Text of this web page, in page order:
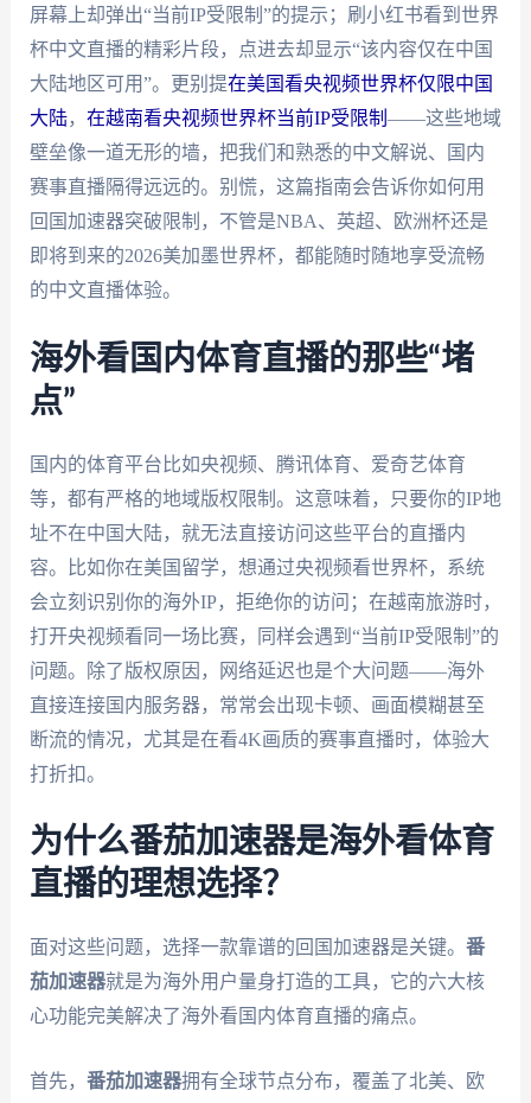
屏幕上却弹出“当前IP受限制”的提示；刷小红书看到世界
杯中文直播的精彩片段，点进去却显示“该内容仅在中国
大陆地区可用”。更别提在美国看央视频世界杯仅限中国
大陆， 在越南看央视频世界杯当前IP受限制 ——这些地域
壁垒像一道无形的墙，把我们和熟悉的中文解说、国内
赛事直播隔得远远的。别慌，这篇指南会告诉你如何用
回国加速器突破限制，不管是NBA、英超、欧洲杯还是
即将到来的2026美加墨世界杯，都能随时随地享受流畅
的中文直播体验。
海外看国内体育直播的那些“堵
点”
国内的体育平台比如央视频、腾讯体育、爱奇艺体育
等，都有严格的地域版权限制。这意味着，只要你的IP地
址不在中国大陆，就无法直接访问这些平台的直播内
容。比如你在美国留学，想通过央视频看世界杯，系统
会立刻识别你的海外IP，拒绝你的访问；在越南旅游时，
打开央视频看同一场比赛，同样会遇到“当前IP受限制”的
问题。除了版权原因，网络延迟也是个大问题——海外
直接连接国内服务器，常常会出现卡顿、画面模糊甚至
断流的情况，尤其是在看4K画质的赛事直播时，体验大
打折扣。
为什么番茄加速器是海外看体育
直播的理想选择？
面对这些问题，选择一款靠谱的回国加速器是关键。 番
茄加速器就是为海外用户量身打造的工具，它的六大核
心功能完美解决了海外看国内体育直播的痛点。
首先， 番茄加速器拥有全球节点分布，覆盖了北美、欧